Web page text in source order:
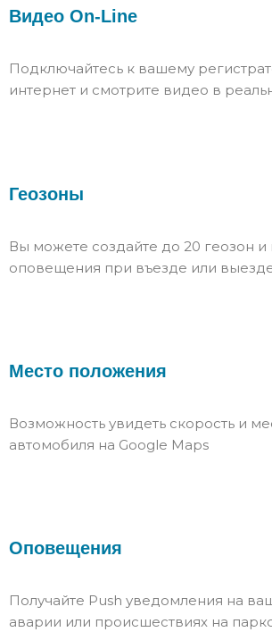
Видео On-Line
Подключайтесь к вашему
интернет и смотрите видео в
Геозоны
Вы можете создайте до 20 геозон и
оповещения при въезде или
Место положения
Возможность увидеть скорость и
автомобиля на Google Maps
Оповещения
Получайте Push уведомления на
аварии или происшествиях на